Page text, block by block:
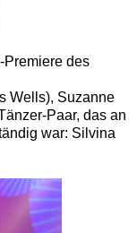
Premiere des
Wells), Suzanne
Paar, das an
war: Silvina